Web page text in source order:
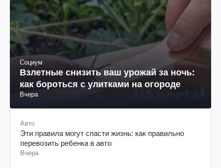
Социум
Взлетные снизить ваш урожай за ночь:
как бороться с улитками на огороде
Вчера
Авто
Эти правила могут спасти жизнь: как правильно
перевозить ребенка в авто
Вчера